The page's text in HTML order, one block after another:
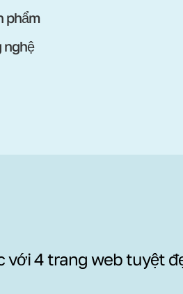
phẩm
nghệ
với 4 trang web tuyệt